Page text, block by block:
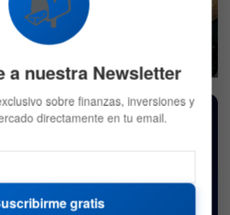
mientras las altcoins se
a nuestra Newsletter
sobre finanzas, inversiones y
directamente en tu email.
gratis